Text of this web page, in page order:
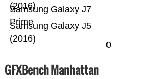
Samsung Galaxy J5
(2016)
Samsung Galaxy J7
Prime
(2016)
0
GFXBench Manhattan